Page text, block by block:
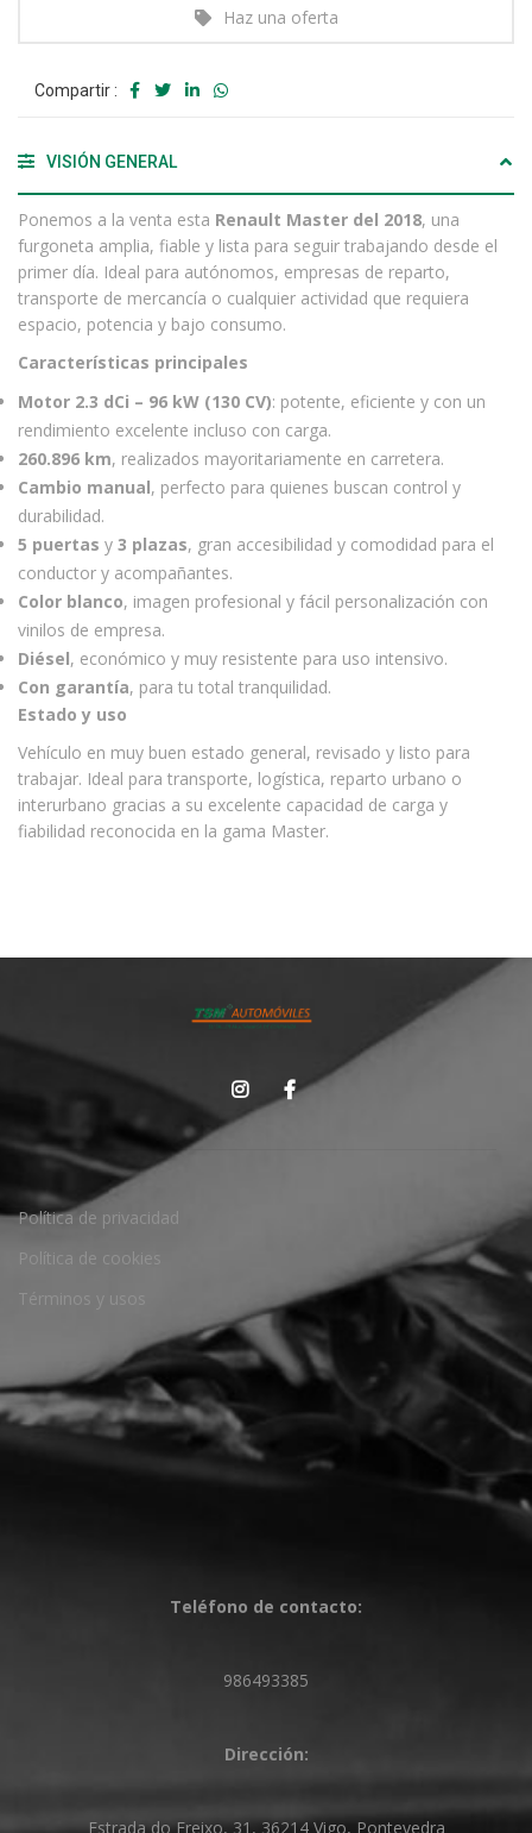
Haz una oferta
Compartir :
VISIÓN GENERAL
Ponemos a la venta esta Renault Master del 2018, una
furgoneta amplia, fiable y lista para seguir trabajando desde el
primer día. Ideal para autónomos, empresas de reparto,
transporte de mercancía o cualquier actividad que requiera
espacio, potencia y bajo consumo.
Características principales
Motor 2.3 dCi – 96 kW (130 CV): potente, eficiente y con un
rendimiento excelente incluso con carga.
260.896 km, realizados mayoritariamente en carretera.
Cambio manual, perfecto para quienes buscan control y
durabilidad.
5 puertas y 3 plazas, gran accesibilidad y comodidad para el
conductor y acompañantes.
Color blanco, imagen profesional y fácil personalización con
vinilos de empresa.
Diésel, económico y muy resistente para uso intensivo.
Con garantía, para tu total tranquilidad.
Estado y uso
Vehículo en muy buen estado general, revisado y listo para
trabajar. Ideal para transporte, logística, reparto urbano o
interurbano gracias a su excelente capacidad de carga y
fiabilidad reconocida en la gama Master.
Política de privacidad
Política de cookies
Términos y usos
Teléfono de contacto:
986493385
Dirección:
Estrada do Freixo, 31, 36214 Vigo, Pontevedra